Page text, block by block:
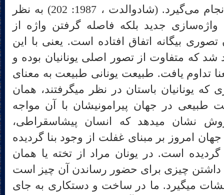
است یا محلی که از آن تولد انجام می‌گیرد. (شادوالدت ، 1987: 202) به نظر
وی، در فرایند این ترجمه نه واژه‌سازی جدید بلکه فاصله گرفتن واژه‎ از
بیگانه اتفاق افتاده است. یعنی با این
که متفاوت از تصور اصلی یونانیان بوده و
یافت. طبیعت یونانی طبیعت به معنای
علم تجربی نبوده بلکه آن چیزی که یونانیان باستان در نظر می‎گرفتند، همان
طبیعی در جهان پیرامونیشان با آن مواجه
می‎شدند. هایدیگر با همین روش نشان می‎دهد که انسان پیشاسقراطی،
امروز بر مبنای غفلت از وجود بنا گردیده
است. در یونان مراد از تخته یا همان
داشتن چیزی برای حضور رساندن آن چیز است
که خود از علل اربعه ارسطو نشات می‎گیرد. ما در ساخت و دستکاری به جای